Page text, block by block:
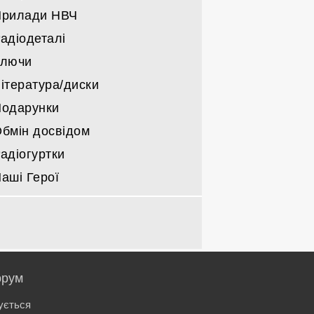
НВЧ
диски
досвідом
Герої